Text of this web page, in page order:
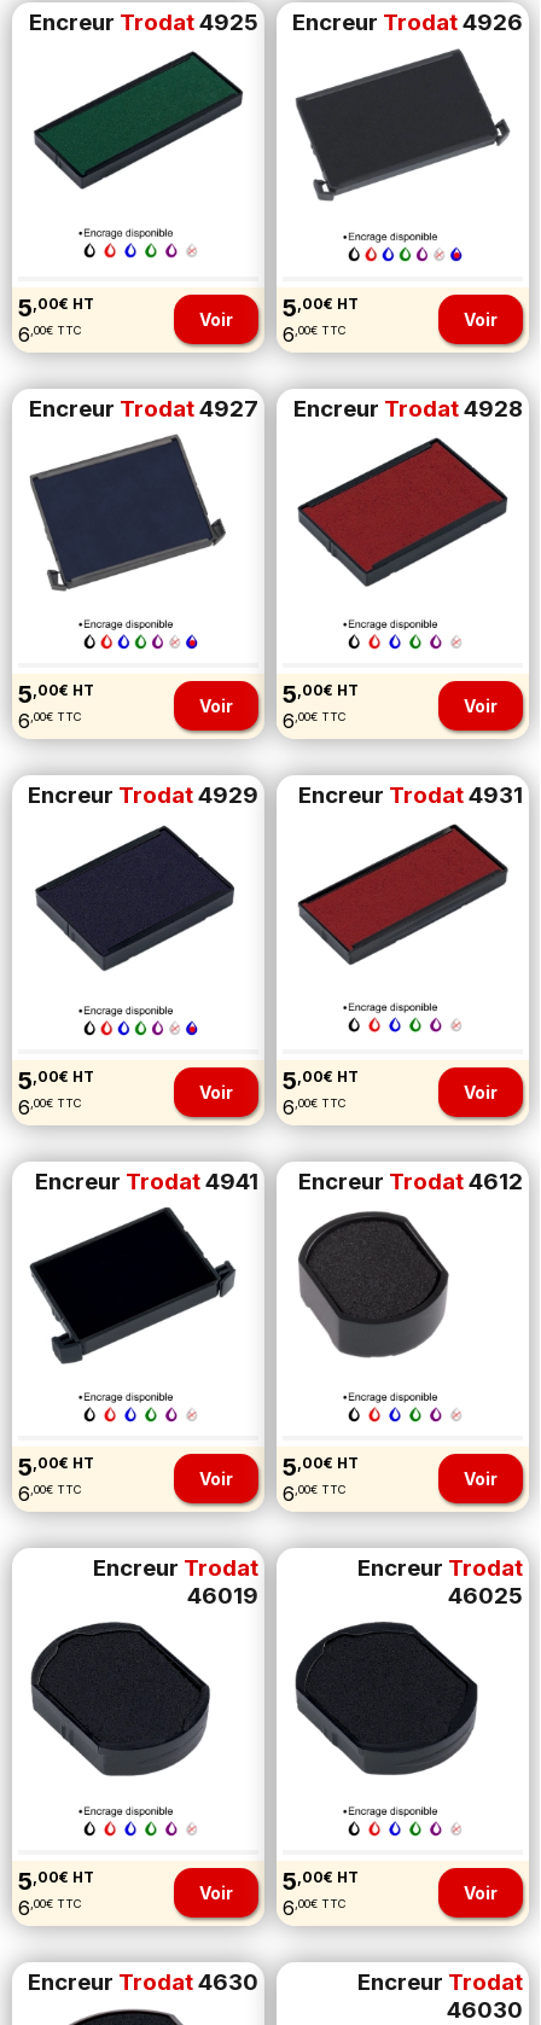
Encreur Trodat4925
5 ,00€ HT
6 ,00€ TTC Voir
Encreur Trodat4926
5 ,00€ HT
6 ,00€ TTC Voir
Encreur Trodat4927
5 ,00€ HT
6 ,00€ TTC Voir
Encreur Trodat4928
5 ,00€ HT
6 ,00€ TTC Voir
Encreur Trodat4929
5 ,00€ HT
6 ,00€ TTC Voir
Encreur Trodat4931
5 ,00€ HT
6 ,00€ TTC Voir
Encreur Trodat4941
5 ,00€ HT
6 ,00€ TTC Voir
Encreur Trodat4612
5 ,00€ HT
6 ,00€ TTC Voir
Encreur Trodat
46019
5 ,00€ HT
6 ,00€ TTC Voir
Encreur Trodat
46025
5 ,00€ HT
6 ,00€ TTC Voir
Encreur Trodat4630 Encreur Trodat
46030